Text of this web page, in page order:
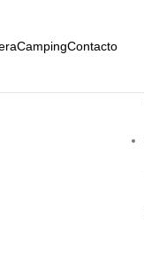
CampingContacto